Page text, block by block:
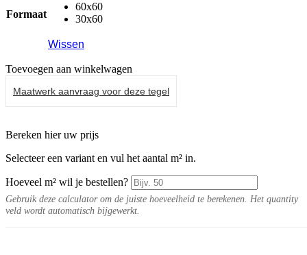
Formaat
60x60
30x60
Wissen
Toevoegen aan winkelwagen
Maatwerk aanvraag voor deze tegel
Bereken hier uw prijs
Selecteer een variant en vul het aantal m² in.
Hoeveel m² wil je bestellen?
Gebruik deze calculator om de juiste hoeveelheid te berekenen. Het quantity
veld wordt automatisch bijgewerkt.